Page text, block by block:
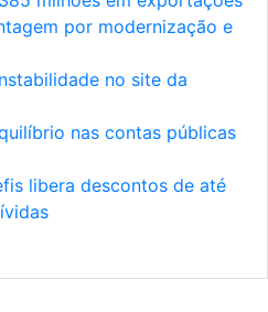
por modernização e
no site da
nas contas públicas
libera descontos de até